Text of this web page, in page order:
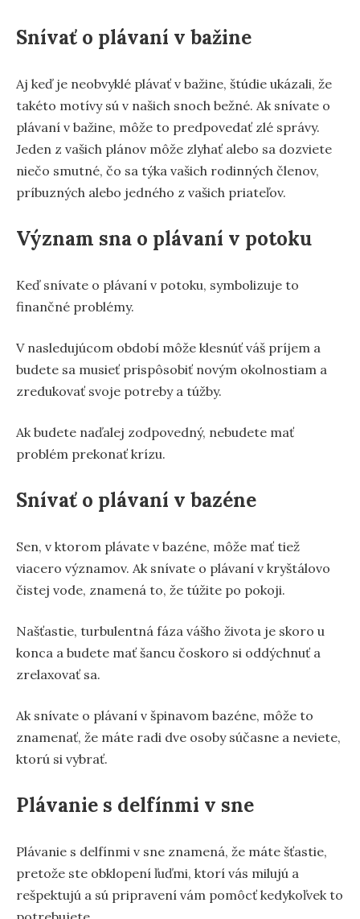
Snívať o plávaní v bažine
Aj keď je neobvyklé plávať v bažine, štúdie ukázali, že
takéto motívy sú v našich snoch bežné. Ak snívate o
plávaní v bažine, môže to predpovedať zlé správy.
Jeden z vašich plánov môže zlyhať alebo sa dozviete
niečo smutné, čo sa týka vašich rodinných členov,
príbuzných alebo jedného z vašich priateľov.
Význam sna o plávaní v potoku
Keď snívate o plávaní v potoku, symbolizuje to
finančné problémy.
V nasledujúcom období môže klesnúť váš príjem a
budete sa musieť prispôsobiť novým okolnostiam a
zredukovať svoje potreby a túžby.
Ak budete naďalej zodpovedný, nebudete mať
problém prekonať krízu.
Snívať o plávaní v bazéne
Sen, v ktorom plávate v bazéne, môže mať tiež
viacero významov. Ak snívate o plávaní v kryštálovo
čistej vode, znamená to, že túžite po pokoji.
Našťastie, turbulentná fáza vášho života je skoro u
konca a budete mať šancu čoskoro si oddýchnuť a
zrelaxovať sa.
Ak snívate o plávaní v špinavom bazéne, môže to
znamenať, že máte radi dve osoby súčasne a neviete,
ktorú si vybrať.
Plávanie s delfínmi v sne
Plávanie s delfínmi v sne znamená, že máte šťastie,
pretože ste obklopení ľuďmi, ktorí vás milujú a
rešpektujú a sú pripravení vám pomôcť kedykoľvek to